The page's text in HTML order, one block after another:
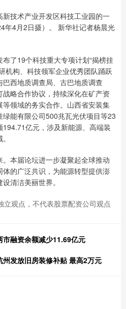
技术产业开发区科技工业园的一
年4月2日摄）。 新华社记者杨晨光
了19个科技重大专项计划“揭榜挂
机构、科技领军企业优秀团队踊跃
西地质调查局、古巴地质调查
略合作协议，持续深化在矿产资
领域的务实合作。山西省安装集
能有限公司500兆瓦光伏项目等23
亿元，涉及新能源、高端装
本届论坛进一步凝聚起全球推动
的广泛共识，为能源转型提供澎
清洁美丽世界。
立观点，不代表股票配资公司观点
市融资余额减少11.69亿元
州发放旧房装修补贴 最高2万元